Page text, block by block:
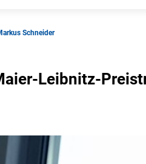
Schneider
Leibnitz-